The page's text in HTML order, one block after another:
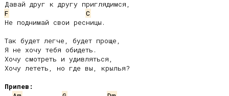
F
C
Не поднимай свои ресницы.
Так будет легче, будет проще,
Я не хочу тебя обидеть.
Хочу смотреть и удивляться,
Хочу лететь, но где вы, крылья?
Припев: